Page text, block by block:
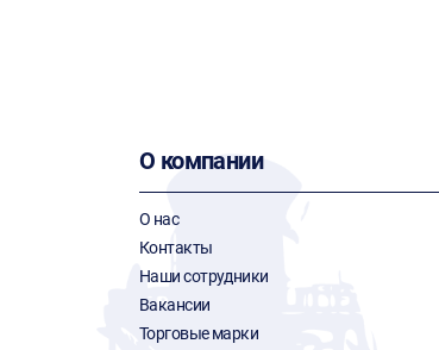
О компании
О нас
Контакты
Наши сотрудники
Вакансии
Торговые марки